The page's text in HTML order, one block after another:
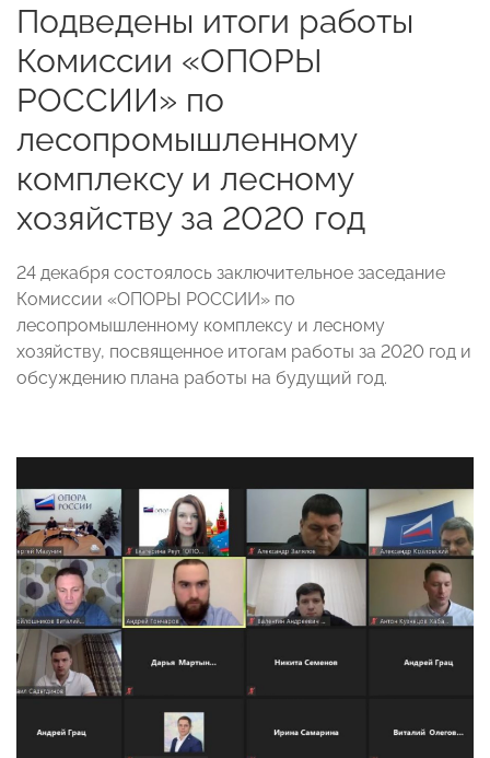
Подведены итоги работы
Комиссии «ОПОРЫ
РОССИИ» по
лесопромышленному
комплексу и лесному
хозяйству за 2020 год
24 декабря состоялось заключительное заседание
Комиссии «ОПОРЫ РОССИИ» по
лесопромышленному комплексу и лесному
хозяйству, посвященное итогам работы за 2020 год и
обсуждению плана работы на будущий год.